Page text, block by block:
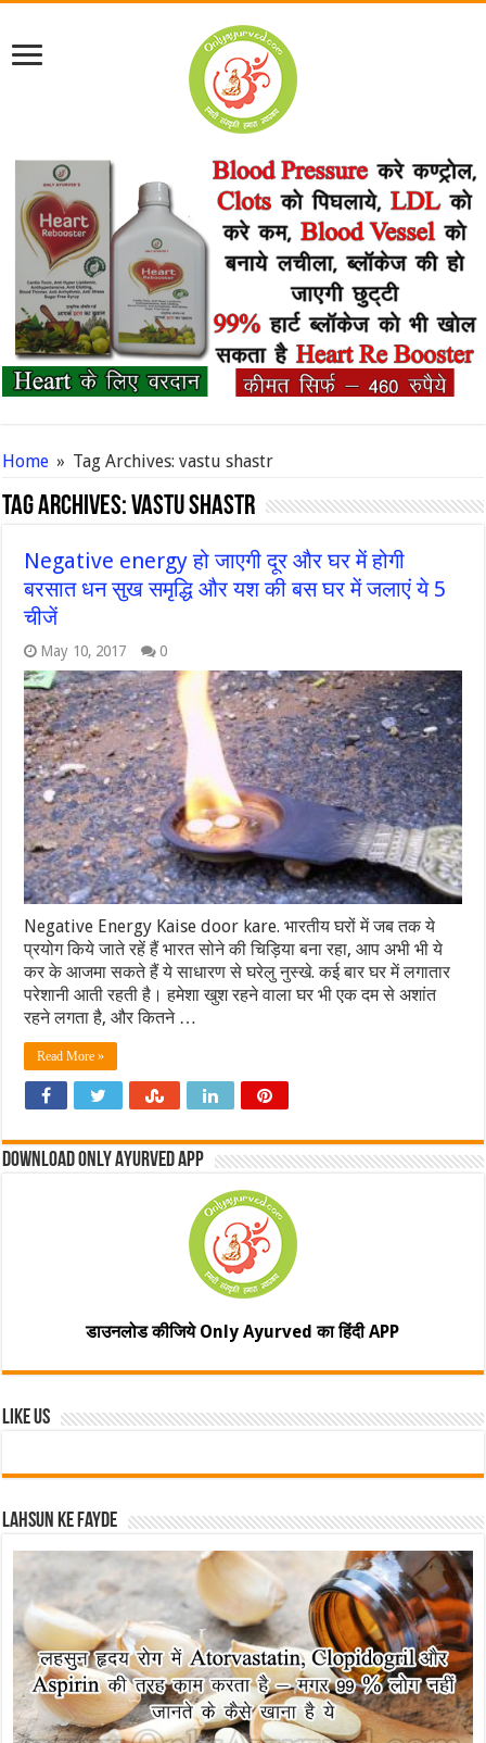
Home » Tag Archives: vastu shastr
Tag Archives:vastu shastr
Negative energy हो जाएगी दूर और घर में होगी
बरसात धन सुख समृद्धि और यश की बस घर में जलाएं ये 5
चीजें
May 10, 2017 0
Negative Energy Kaise door kare. भारतीय घरों में जब तक ये
प्रयोग किये जाते रहें हैं भारत सोने की चिड़िया बना रहा, आप अभी भी ये
कर के आजमा सकते हैं ये साधारण से घरेलु नुस्खे. कई बार घर में लगातार
परेशानी आती रहती है। हमेशा खुश रहने वाला घर भी एक दम से अशांत
रहने लगता है, और कितने …
Read More »
Download Only Ayurved App
डाउनलोड कीजिये Only Ayurved का हिंदी APP
Like Us
Lahsun ke fayde